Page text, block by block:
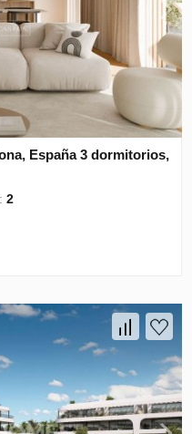
España 3 dormitorios,
2